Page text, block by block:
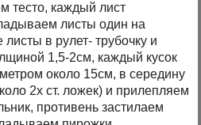
тесто, каждый лист
листы один на
в рулет- трубочку и
1,5-2см, каждый кусок
около 15см, в середину
2х ст. ложек) и прилепляем
противень застилаем